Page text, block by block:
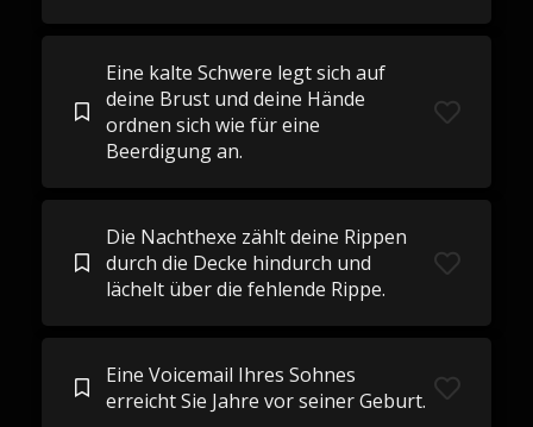
Eine kalte Schwere legt sich auf
deine Brust und deine Hände
ordnen sich wie für eine
Beerdigung an.
Die Nachthexe zählt deine Rippen
durch die Decke hindurch und
lächelt über die fehlende Rippe.
Eine Voicemail Ihres Sohnes
erreicht Sie Jahre vor seiner Geburt.